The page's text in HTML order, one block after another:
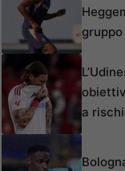
gruppo
a